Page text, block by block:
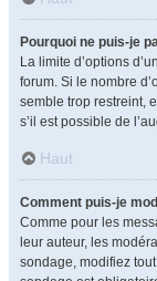
Pourquoi ne puis-je
La limite d’options
forum. Si le nombre
semble trop restreint,
s’il est possible de
Haut
Comment puis-je
Comme pour les
leur auteur, les
sondage, modifiez